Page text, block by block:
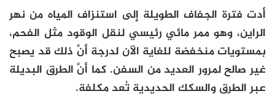
أدت فترة الجفاف الطويلة إلى استنزاف المياه من نهر
الراين، وهو ممر مائي رئيسي لنقل الوقود مثل الفحم،
بمستويات منخفضة للغاية الآن لدرجة أنَّ ذلك قد يصبح
غير صالح لمرور العديد من السفن. كما أنَّ الطرق البديلة
عبر الطرق والسكك الحديدية تُعد مكلفة.